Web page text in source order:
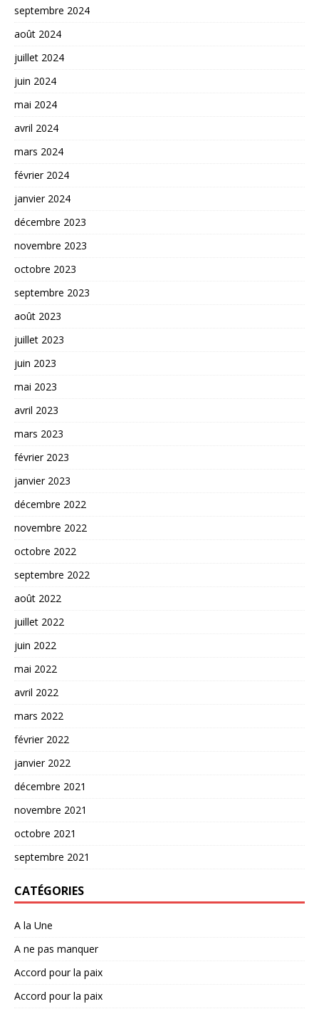
septembre 2024
août 2024
juillet 2024
juin 2024
mai 2024
avril 2024
mars 2024
février 2024
janvier 2024
décembre 2023
novembre 2023
octobre 2023
septembre 2023
août 2023
juillet 2023
juin 2023
mai 2023
avril 2023
mars 2023
février 2023
janvier 2023
décembre 2022
novembre 2022
octobre 2022
septembre 2022
août 2022
juillet 2022
juin 2022
mai 2022
avril 2022
mars 2022
février 2022
janvier 2022
décembre 2021
novembre 2021
octobre 2021
septembre 2021
CATÉGORIES
A la Une
A ne pas manquer
Accord pour la paix
Accord pour la paix